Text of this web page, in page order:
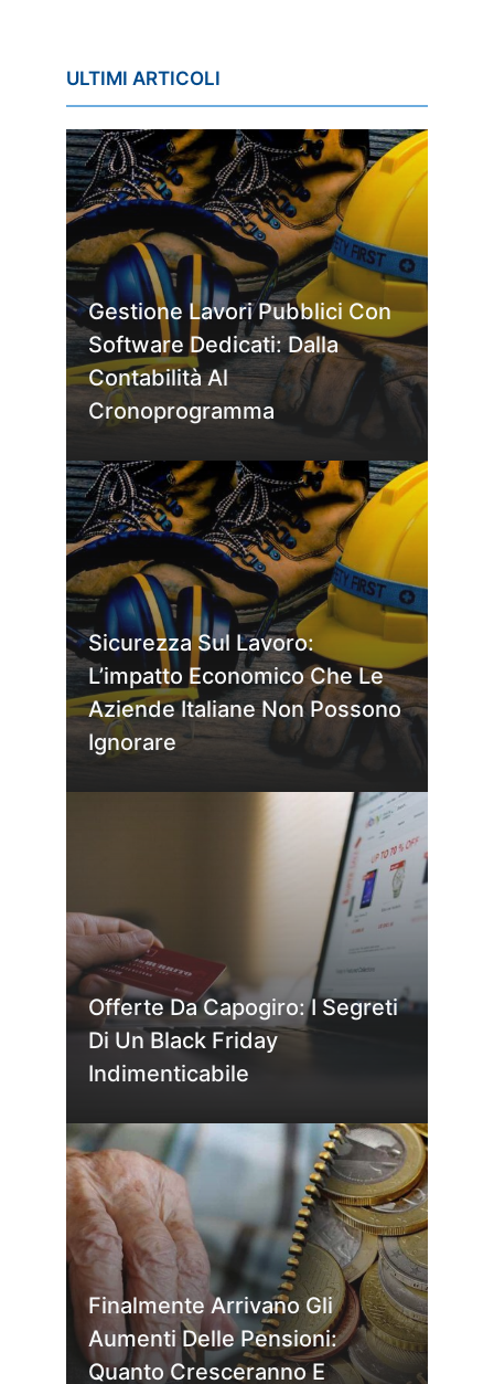
ULTIMI ARTICOLI
Gestione Lavori Pubblici Con
Software Dedicati: Dalla
Contabilità Al
Cronoprogramma
Sicurezza Sul Lavoro:
L’impatto Economico Che Le
Aziende Italiane Non Possono
Ignorare
Offerte Da Capogiro: I Segreti
Di Un Black Friday
Indimenticabile
Finalmente Arrivano Gli
Aumenti Delle Pensioni:
Quanto Cresceranno E